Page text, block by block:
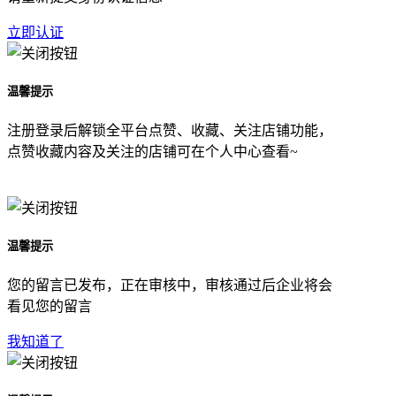
立即认证
温馨提示
注册登录后解锁全平台点赞、收藏、关注店铺功能，
点赞收藏内容及关注的店铺可在个人中心查看~
温馨提示
您的留言已发布，正在审核中，审核通过后企业将会
看见您的留言
我知道了